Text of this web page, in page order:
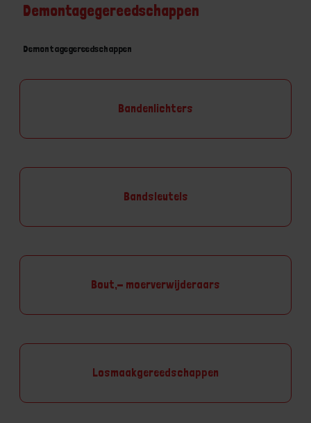
Demontagegereedschappen
Demontagegereedschappen
Bandenlichters
Bandsleutels
Bout,- moerverwijderaars
Losmaakgereedschappen